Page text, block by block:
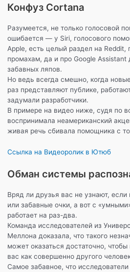
Конфуз Cortana
Разумеется, не только голосовой
ошибается — у Siri, голосового
Apple, есть целый раздел на
промахам, да и про Google Assistant
забавных ляпов.
Но ведь всегда смешно, когда
раз представляют публике,
задумали разработчики.
В примере на видео ниже, судя по
воспринимала неамериканский
живая речь сбивала помощника с
Ссылка на Видеоролик в Ютюб
Обман системы
Вряд ли друзья вас не узнают,
или забавные очки, а вот с
работает на раз-два.
Команда исследователей из
Меллона доказала, что такого
может оказаться достаточно,
вас как совершенно другого
Самое забавное, что